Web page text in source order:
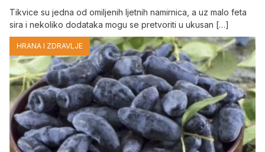
Tikvice su jedna od omiljenih ljetnih namirnica, a uz malo feta
sira i nekoliko dodataka mogu se pretvoriti u ukusan […]
HRANA I ZDRAVLJE